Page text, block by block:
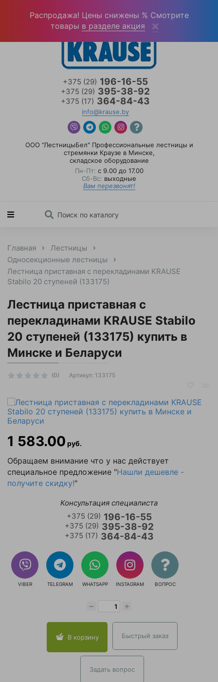
+375 (29) 196-16-55
+375 (29) 395-38-92
+375 (17) 364-84-43
info@krause.by
ООО "ЛестницыБел" Профессиональные лестницы и
стремянки Краузе в Минске,
складское оборудование
Пн-Пт: с 9.00 до 17.00
Сб-Вс: выходные
Вам перезвонят!
Главная
Лестницы
Односекционные лестницы
Лестница приставная с перекладинами KRAUSE
Stabilo 20 ступеней (133175)
Лестница приставная с
перекладинами KRAUSE Stabilo
20 ступеней (133175) купить в
Минске и Беларуси
(0) Артикул: 133175
1 583.00 руб.
Обращаем внимание что у нас действует
специальное предложение "Нашли дешевле -
получите скидку!"
Консультация специалиста
+375 (29) 196-16-55
+375 (29) 395-38-92
+375 (17) 364-84-43
VIBER TELEGRAM WHATSAPP INSTAGRAM ВОПРОС
− +
В корзину Быстрый заказ
Задать вопрос
Распродажа! Цены снижены % Смотрите
товары в разделе акция